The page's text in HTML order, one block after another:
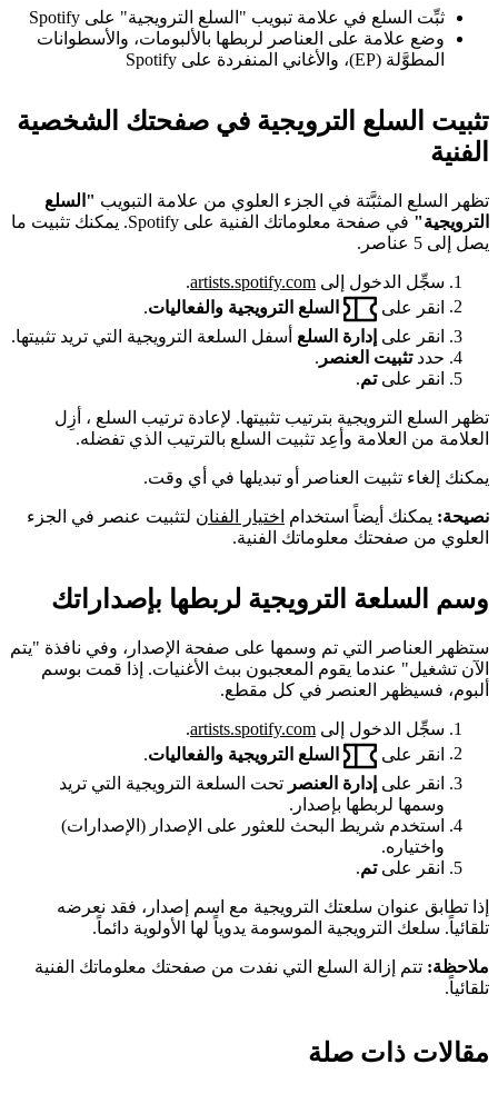
ثبِّت السلع في علامة تبويب "السلع الترويجية" على Spotify
وضع علامة على العناصر لربطها بالألبومات، والأسطوانات
المطوَّلة (EP)، والأغاني المنفردة على Spotify
تثبيت السلع الترويجية في صفحتك الشخصية
الفنية
تظهر السلع المثبَّتة في الجزء العلوي من علامة التبويب "السلع
الترويجية"
في صفحة معلوماتك الفنية على Spotify. يمكنك تثبيت ما
يصل إلى 5 عناصر.
سجِّل الدخول إلى artists.spotify.com
.
انقر على
السلع الترويجية والفعاليات
انقر على إدارة السلع أسفل السلعة الترويجية التي تريد تثبيتها.
حددتثبيت العنصر .
انقر علىتم.
تظهر السلع الترويجية بترتيب تثبيتها. لإعادة ترتيب السلع ، أزِل
العلامة من العلامة وأعِد تثبيت السلع بالترتيب الذي تفضله.
يمكنك إلغاء تثبيت العناصر أو تبديلها في أي وقت.
نصيحة: يمكنك أيضاً استخدام اختيار الفنان لتثبيت عنصر في الجزء
العلوي من صفحتك معلوماتك الفنية.
وسم السلعة الترويجية لربطها بإصداراتك
ستظهر العناصر التي تم وسمها على صفحة الإصدار، وفي نافذة "يتم
الآن تشغيل" عندما يقوم المعجبون ببث الأغنيات. إذا قمت بوسم
ألبوم، فسيظهر العنصر في كل مقطع.
سجِّل الدخول إلى artists.spotify.com
.
انقر على
السلع الترويجية والفعاليات
انقر على إدارة العنصر تحت السلعة الترويجية التي تريد
وسمها لربطها بإصدار.
استخدم شريط البحث للعثور على الإصدار (الإصدارات)
واختياره.
انقر علىتم.
إذا تطابق عنوان سلعتك الترويجية مع اسم إصدار، فقد نعرضه
تلقائياً. سلعك الترويجية الموسومة يدوياً لها الأولوية دائماً.
ملاحظة: تتم إزالة السلع التي نفدت من صفحتك معلوماتك الفنية
تلقائياً.
مقالات ذات صلة